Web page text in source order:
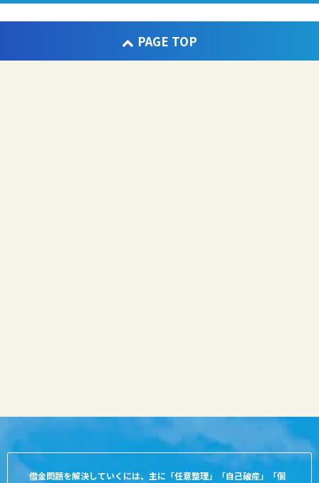
PAGE TOP
借金問題を解決していくには、主に「任意整理」「自己破産」「個